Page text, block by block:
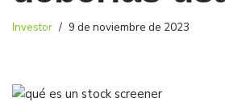
Investor 9 de noviembre de 2023